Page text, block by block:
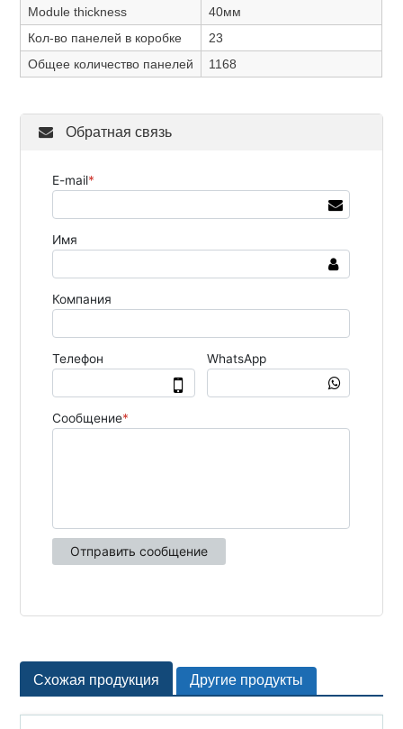
Module thickness
40мм
Кол-во панелей в коробке
23
Общее количество панелей
1168
Обратная связь
Схожая продукция Другие продукты